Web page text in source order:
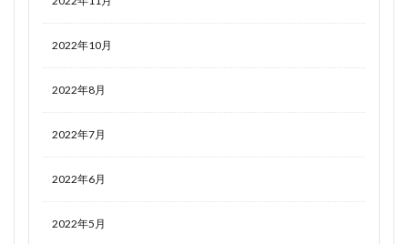
2022年10月
2022年8月
2022年7月
2022年6月
2022年5月